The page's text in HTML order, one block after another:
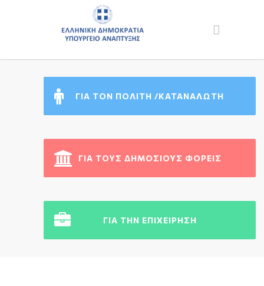
ΓΙΑ ΤΟΝ ΠΟΛΙΤΗ /ΚΑΤΑΝΑΛΩΤΗ
ΓΙΑ ΤΟΥΣ ΔΗΜΟΣΙΟΥΣ ΦΟΡΕΙΣ
ΓΙΑ ΤΗΝ ΕΠΙΧΕΙΡΗΣΗ